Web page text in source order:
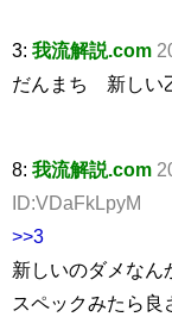
3: 我流解説.com
だんまち 新しい
8: 我流解説.com
ID:VDaFkLpyM
>>3
新しいのダメなん
スペックみたら良